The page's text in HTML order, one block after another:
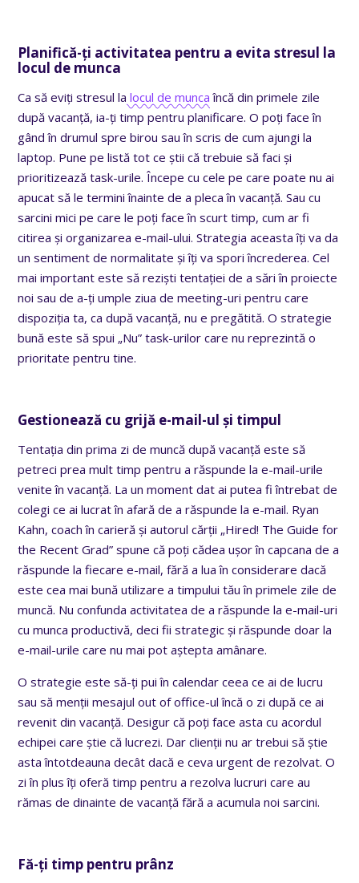
Planifică-ți activitatea pentru a evita stresul la
locul de munca
Ca să eviți stresul la locul de munca încă din primele zile
după vacanță, ia-ți timp pentru planificare. O poți face în
gând în drumul spre birou sau în scris de cum ajungi la
laptop. Pune pe listă tot ce știi că trebuie să faci și
prioritizează task-urile. Începe cu cele pe care poate nu ai
apucat să le termini înainte de a pleca în vacanță. Sau cu
sarcini mici pe care le poți face în scurt timp, cum ar fi
citirea și organizarea e-mail-ului. Strategia aceasta îți va da
un sentiment de normalitate și îți va spori încrederea. Cel
mai important este să reziști tentației de a sări în proiecte
noi sau de a-ți umple ziua de meeting-uri pentru care
dispoziția ta, ca după vacanță, nu e pregătită. O strategie
bună este să spui „Nu” task-urilor care nu reprezintă o
prioritate pentru tine.
Gestionează cu grijă e-mail-ul și timpul
Tentația din prima zi de muncă după vacanță este să
petreci prea mult timp pentru a răspunde la e-mail-urile
venite în vacanță. La un moment dat ai putea fi întrebat de
colegi ce ai lucrat în afară de a răspunde la e-mail. Ryan
Kahn, coach în carieră și autorul cărții „Hired! The Guide for
the Recent Grad” spune că poți cădea ușor în capcana de a
răspunde la fiecare e-mail, fără a lua în considerare dacă
este cea mai bună utilizare a timpului tău în primele zile de
muncă. Nu confunda activitatea de a răspunde la e-mail-uri
cu munca productivă, deci fii strategic și răspunde doar la
e-mail-urile care nu mai pot aștepta amânare.
O strategie este să-ți pui în calendar ceea ce ai de lucru
sau să menții mesajul out of office-ul încă o zi după ce ai
revenit din vacanță. Desigur că poți face asta cu acordul
echipei care știe că lucrezi. Dar clienții nu ar trebui să știe
asta întotdeauna decât dacă e ceva urgent de rezolvat. O
zi în plus îți oferă timp pentru a rezolva lucruri care au
rămas de dinainte de vacanță fără a acumula noi sarcini.
Fă-ți timp pentru prânz